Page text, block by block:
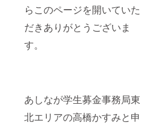
らこのページを開いていた
だきありがとうございま
す。
あしなが学生募金事務局東
北エリアの高橋かすみと申